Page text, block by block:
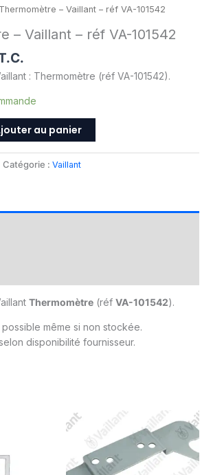
– Vaillant – réf VA-101542
– Vaillant – réf VA-101542
: Thermomètre (réf VA-101542).
au panier
Catégorie : Vaillant
Thermomètre (réf VA-101542).
même si non stockée.
disponibilité fournisseur.